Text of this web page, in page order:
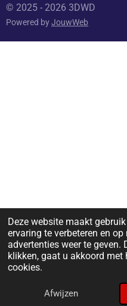
Deze website maakt
ervaring te verbeteren en
advertenties weer te geven.
klikken, gaat u akkoord met
cookies.
Afwijzen
© 2025 - 2026 3DWD
Powered byJouwWeb
E-mailadres